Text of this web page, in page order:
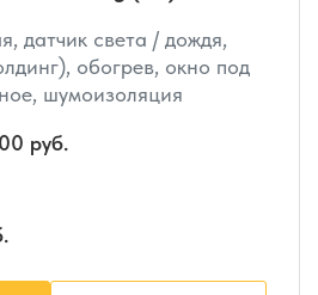
датчик света / дождя,
обогрев, окно под
шумоизоляция
руб.